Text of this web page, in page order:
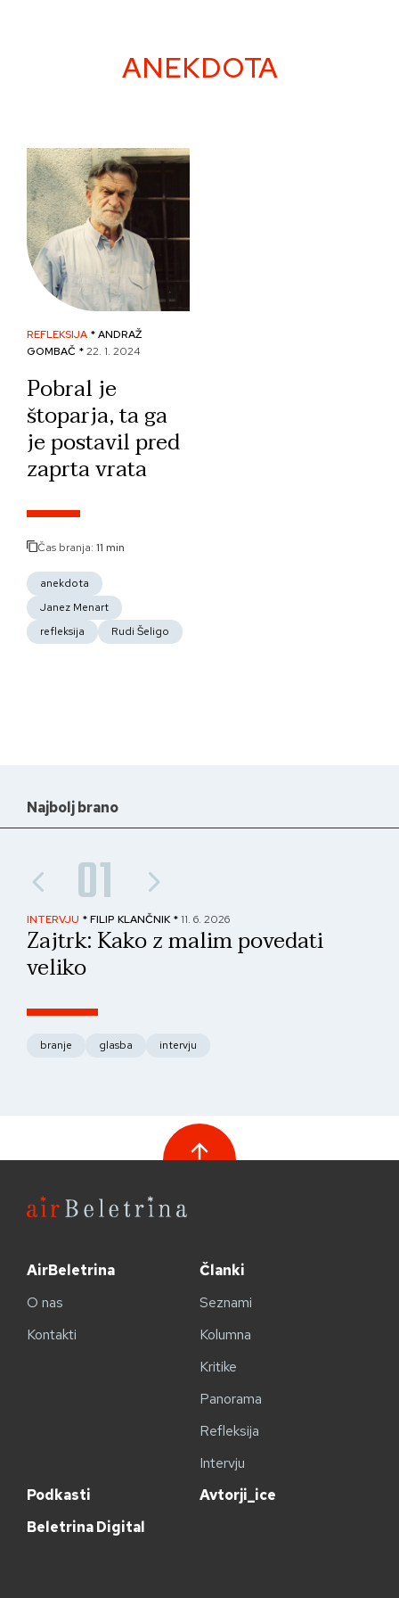
ANEKDOTA
REFLEKSIJA * ANDRAŽ
GOMBAČ *22. 1. 2024
Pobral je
štoparja, ta ga
je postavil pred
zaprta vrata
Čas branja: 11 min
anekdota
Janez Menart
refleksija
Rudi Šeligo
Najbolj brano
01
INTERVJU * FILIP KLANČNIK * 11. 6. 2026
Zajtrk: Kako z malim povedati
veliko
branje glasba intervju
AirBeletrina
O nas
Kontakti
Članki
Seznami
Kolumna
Kritike
Panorama
Refleksija
Intervju
Podkasti
Avtorji_ice
Beletrina Digital